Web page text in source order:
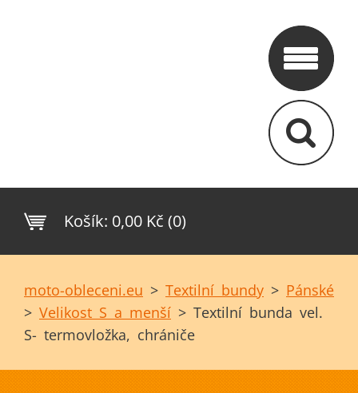
Košík: 0,00 Kč (0)
moto-obleceni.eu > Textilní bundy > Pánské
> Velikost S a menší > Textilní bunda vel.
S- termovložka, chrániče